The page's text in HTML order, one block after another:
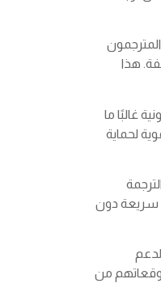
المترجمون
هذا
غالبًا ما
لحماية
سريعة دون
من